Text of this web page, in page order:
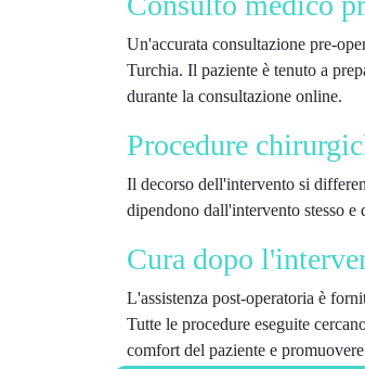
Un'accurata consultazione pre-
Turchia. Il paziente è tenuto a
durante la consultazione online.
Procedure
Il decorso dell'intervento si
dipendono dall'intervento stesso e
Cura dopo
L'assistenza post-operatoria è
Tutte le procedure eseguite
comfort del paziente e